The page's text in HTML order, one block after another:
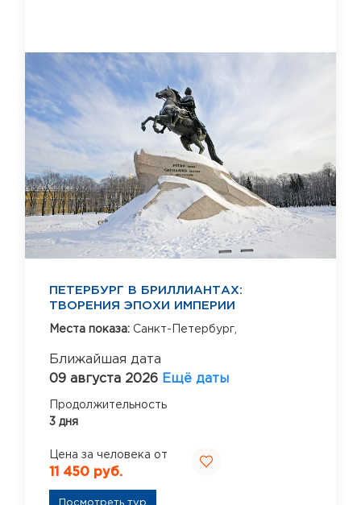
ПЕТЕРБУРГ В БРИЛЛИАНТАХ:
ТВОРЕНИЯ ЭПОХИ ИМПЕРИИ
Места показа: Санкт-Петербург,
Ближайшая дата
09 августа 2026 Ещё даты
Продолжительность
3 дня
Цена за человека от
11 450 руб.
Посмотреть тур